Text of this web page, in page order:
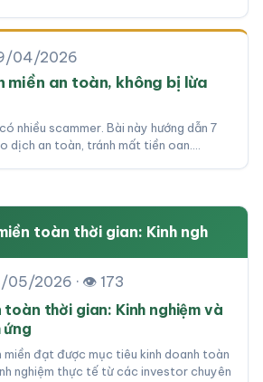
04/2026
miền an toàn, không bị lừa
nhiều scammer. Bài này hướng dẫn 7
dịch an toàn, tránh mất tiền oan.…
toàn thời gian: Kinh ngh
05/2026 · 👁 173
thời gian: Kinh nghiệm và
ứng
miền đạt được mục tiêu kinh doanh toàn
nghiệm thực tế từ các investor chuyên